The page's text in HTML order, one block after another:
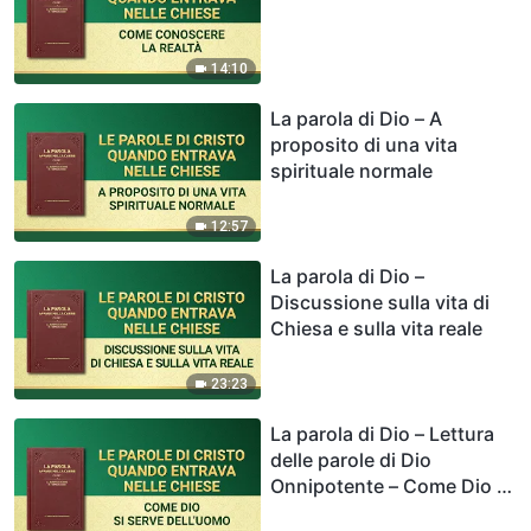
14:10
12:57
La parola di Dio – A
proposito di una vita
spirituale normale
23:23
La parola di Dio –
Discussione sulla vita di
Chiesa e sulla vita reale
La parola di Dio – Lettura
delle parole di Dio
Onnipotente – Come Dio Si